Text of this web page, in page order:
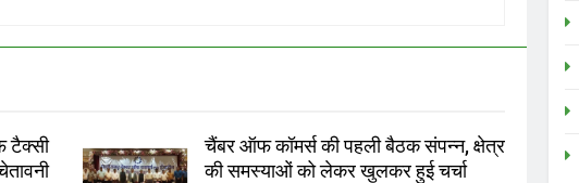
टैक्सी
चैंबर ऑफ कॉमर्स की पहली बैठक संपन्न, क्षेत्र
की समस्याओं को लेकर खुलकर हुई चर्चा